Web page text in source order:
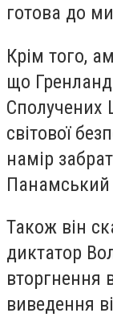
готова до
Крім того,
що
Сполучених
світової
намір
Панамський
Також він
диктатор
вторгнення
виведення